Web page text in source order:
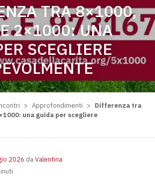
TRA 8×1000,
2×1000: UNA
SCEGLIERE
> Approfondimenti > Differenza tra
una guida per scegliere
2026 daValentina